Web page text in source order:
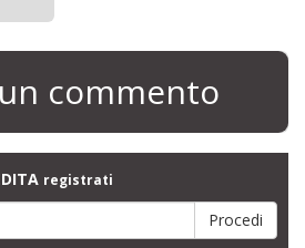
commento
registrati